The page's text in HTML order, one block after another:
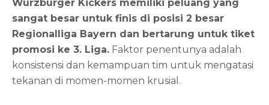
Würzburger Kickers memiliki peluang yang
sangat besar untuk finis di posisi 2 besar
Regionalliga Bayern dan bertarung untuk tiket
promosi ke 3. Liga. Faktor penentunya adalah
konsistensi dan kemampuan tim untuk mengatasi
tekanan di momen-momen krusial.